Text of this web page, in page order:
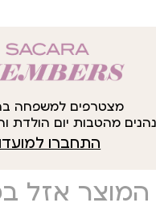
מצטרפים למשפחה
מהטבות יום הולדת
התחברו
המוצר אזל